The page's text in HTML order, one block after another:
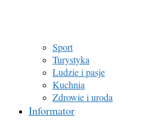
Sport
Turystyka
Ludzie i pasje
Kuchnia
Zdrowie i uroda
Informator